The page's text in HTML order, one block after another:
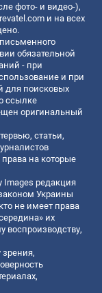
фото- и видео-),
и на всех
обязательной
- при
и при
для поисковых
ссылке
оригинальный
статьи,
на которые
Images редакция
Украины
не имеет права
их
воспроизводству,
зрения,